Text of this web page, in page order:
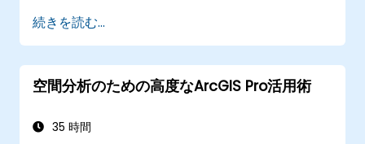
続きを読む...
空間分析のための高度なArcGIS Pro活用術
35 時間